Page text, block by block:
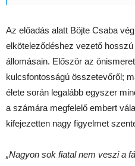
Az előadás alatt Böjte Csaba
elköteleződéshez vezető
állomásain. Először az
kulcsfontosságú összetevőről;
élete során legalább egyszer
a számára megfelelő embert
kifejezetten nagy figyelmet
„Nagyon sok fiatal nem veszi a